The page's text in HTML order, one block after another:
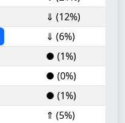
⇓ (12%)
⇓ (6%)
● (1%)
● (0%)
● (1%)
⇑ (5%)